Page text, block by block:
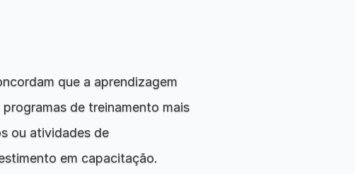
que a aprendizagem
de treinamento mais
ou atividades de
em capacitação.